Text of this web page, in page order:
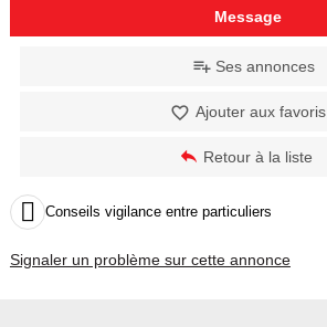
Message
Ses annonces
Ajouter aux favoris
Retour à la liste
 Conseils vigilance entre particuliers
Signaler un problème sur cette annonce